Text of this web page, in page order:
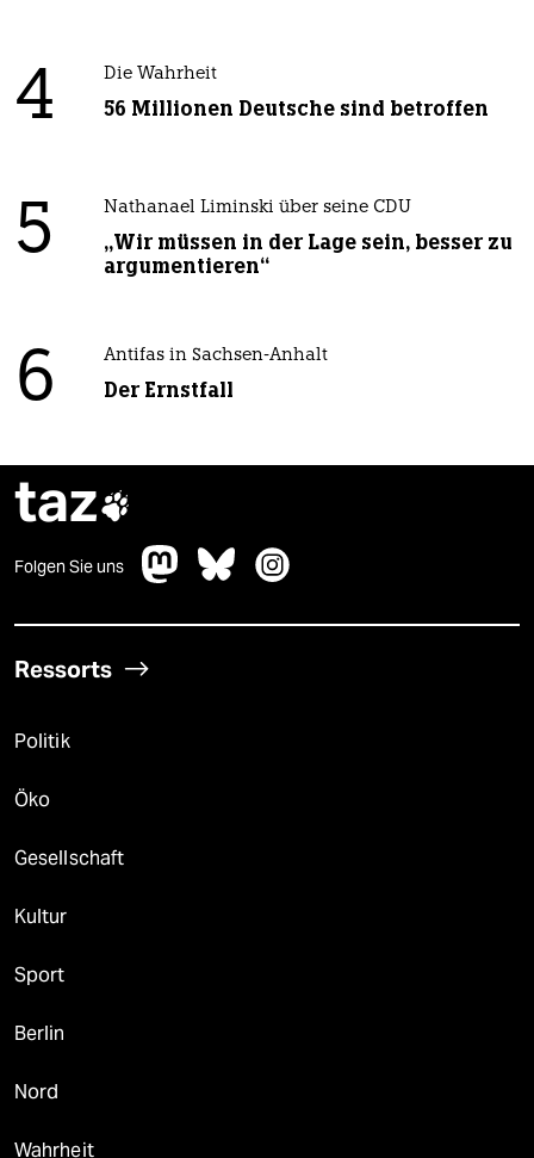
4 Die Wahrheit
56 Millionen Deutsche sind betroffen
5 Nathanael Liminski über seine CDU
„Wir müssen in der Lage sein, besser zu
argumentieren“
6 Antifas in Sachsen-Anhalt
Der Ernstfall
taz
Folgen Sie uns
Ressorts
Politik
Öko
Gesellschaft
Kultur
Sport
Berlin
Nord
Wahrheit